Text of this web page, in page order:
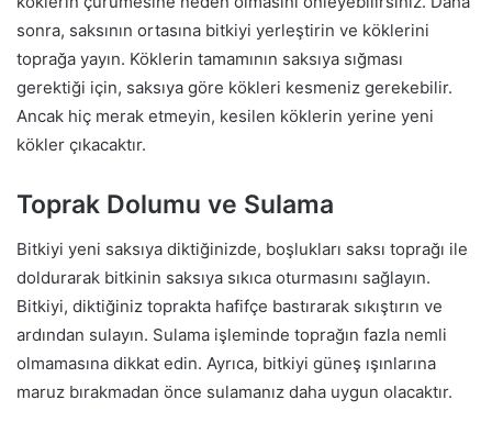
sonra, saksının ortasına bitkiyi yerleştirin ve köklerini
toprağa yayın. Köklerin tamamının saksıya sığması
gerektiği için, saksıya göre kökleri kesmeniz gerekebilir.
Ancak hiç merak etmeyin, kesilen köklerin yerine yeni
kökler çıkacaktır.
Toprak Dolumu ve Sulama
Bitkiyi yeni saksıya diktiğinizde, boşlukları saksı toprağı ile
doldurarak bitkinin saksıya sıkıca oturmasını sağlayın.
Bitkiyi, diktiğiniz toprakta hafifçe bastırarak sıkıştırın ve
ardından sulayın. Sulama işleminde toprağın fazla nemli
olmamasına dikkat edin. Ayrıca, bitkiyi güneş ışınlarına
maruz bırakmadan önce sulamanız daha uygun olacaktır.